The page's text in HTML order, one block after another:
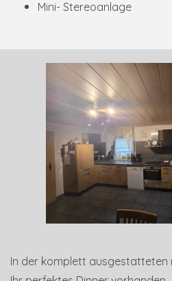
Mini- Stereoanlage
In der komplett ausgestatteten